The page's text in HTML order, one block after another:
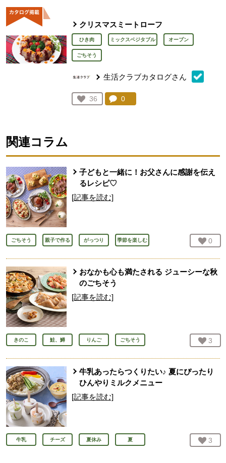
クリスマスミートローフ
ひき肉 ミックスベジタブル オーブン
ごちそう
生活クラブカタログさん
お気に入り登録：
36
人が登録
コメント：
0
関連コラム
子どもと一緒に！お父さんに感謝を伝え
るレシピ♡
[記事を読む]
ごちそう 親子で作る がっつり 季節を楽しむ お気
0
おなかも心も満たされる ジューシーな秋
のごちそう
[記事を読む]
きのこ 鮭、鱒 りんご ごちそう お気
3
牛乳あったらつくりたい♪ 夏にぴったり
ひんやりミルクメニュー
[記事を読む]
牛乳 チーズ 夏休み 夏 お気
3